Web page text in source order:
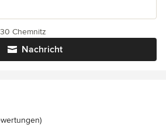
Nachricht
Chemnitz
5 von 5 Sternen